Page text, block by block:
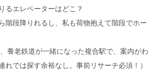
るエレベーターはどこ？
階段降りれるし、私も荷物抱えて階段でホー
養老鉄道が一緒になった複合駅で、案内がわ
れでは探す余裕なし。事前リサーチ必須！）